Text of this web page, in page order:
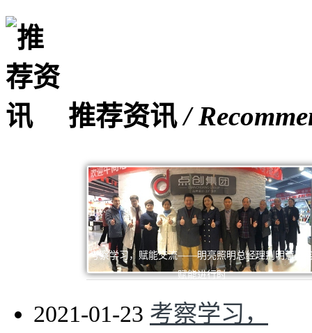
推荐资讯/
考察学习，赋能交流——明亮照明总经理荆明慧蓄
赋能进行时
2021-01-23 考察学习，